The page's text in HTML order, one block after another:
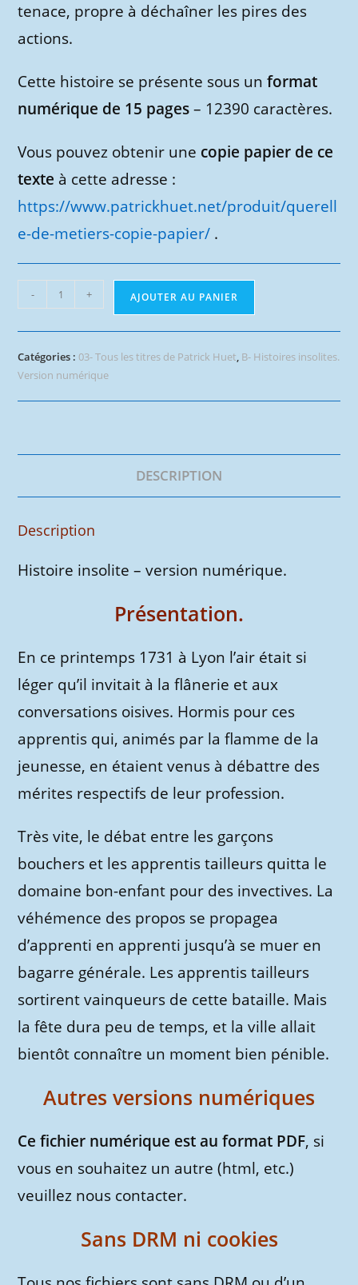
tenace, propre à déchaîner les pires des
actions.
Cette histoire se présente sous unformat
numérique de 15 pages– 12390 caractères.
Vous pouvez obtenir une copie papier de ce
texte à cette adresse :
https://www.patrickhuet.net/produit/querell
e-de-metiers-copie-papier/ .
quantité
de
Querelle
métiers
- + AJOUTER AU PANIER
Catégories :03- Tous les titres de Patrick Huet, B- Histoires insolites.
Version numérique
DESCRIPTION
Description
Histoire insolite – version numérique.
Présentation.
En ce printemps 1731 à Lyon l’air était si
léger qu’il invitait à la flânerie et aux
conversations oisives. Hormis pour ces
apprentis qui, animés par la flamme de la
jeunesse, en étaient venus à débattre des
mérites respectifs de leur profession.
Très vite, le débat entre les garçons
bouchers et les apprentis tailleurs quitta le
domaine bon-enfant pour des invectives. La
véhémence des propos se propagea
d’apprenti en apprenti jusqu’à se muer en
bagarre générale. Les apprentis tailleurs
sortirent vainqueurs de cette bataille. Mais
la fête dura peu de temps, et la ville allait
bientôt connaître un moment bien pénible.
Autres versions numériques
Ce fichier numérique est au format PDF, si
vous en souhaitez un autre (html, etc.)
veuillez nous contacter.
Sans DRM ni cookies